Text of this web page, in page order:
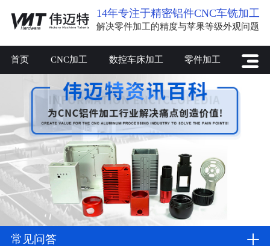
14年专注于精密铝件CNC车铣加工
解决零件加工的精度与苹果等级外观问题
首页 CNC加工 数控车床加工 零件加工
常见问答